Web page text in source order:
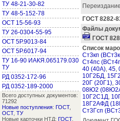
ТУ 48-21-30-82
ТУ 48-5-152-78
ОСТ 15-56-93
ТУ 26-0304-55-95
ОСТ 5Р.9013-84
ОСТ 5Р.6017-94
ТУ 16-90 ИАКЯ.065179.030
ТУ
РД 0352-172-96
РД 0352-189-2000
Всего доступных документов:
71292
Новые поступления: ГОСТ,
ОСТ, ТУ
Новые карточки НТД: ГОСТ,
ГОСТ 8282-
Файлы
ГОСТ
Список
Ст3кп
Ст4пс
40 (40А), 45,
10Г2БД,
20Г (20Г1),
08Ю2
10Г2С1Д,
18Г2АФД
Ст3Гсп